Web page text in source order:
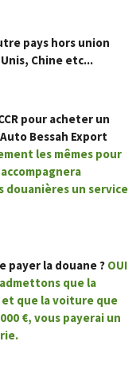
pays hors union
Chine etc...
pour acheter un
Bessah Export
les mêmes pour
un service
payer la douane ? OUI
que la
que la voiture que
€, vous payerai un